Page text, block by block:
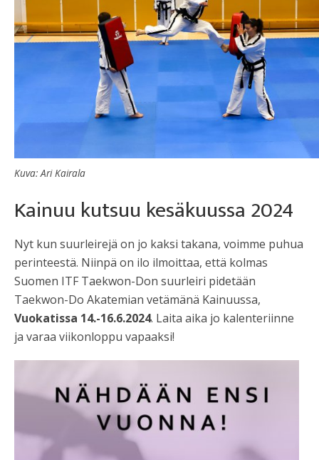
Kuva: Ari Kairala
Kainuu kutsuu kesäkuussa 2024
Nyt kun suurleirejä on jo kaksi takana, voimme puhua
perinteestä. Niinpä on ilo ilmoittaa, että kolmas
Suomen ITF Taekwon-Don suurleiri pidetään
Taekwon-Do Akatemian vetämänä Kainuussa,
Vuokatissa 14.-16.6.2024. Laita aika jo kalenteriinne
ja varaa viikonloppu vapaaksi!